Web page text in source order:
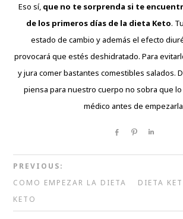
Eso sí, que no te sorprenda si te
de los primeros días de la dieta Keto.
estado de cambio y además el efecto
provocará que estés deshidratado. Para
y jura comer bastantes comestibles salados.
piensa para nuestro cuerpo no sobra que
médico antes de empezarla
Share Pin
PREVIOUS:
COMO EMPEZAR LA DIETA
KETO
DIETA